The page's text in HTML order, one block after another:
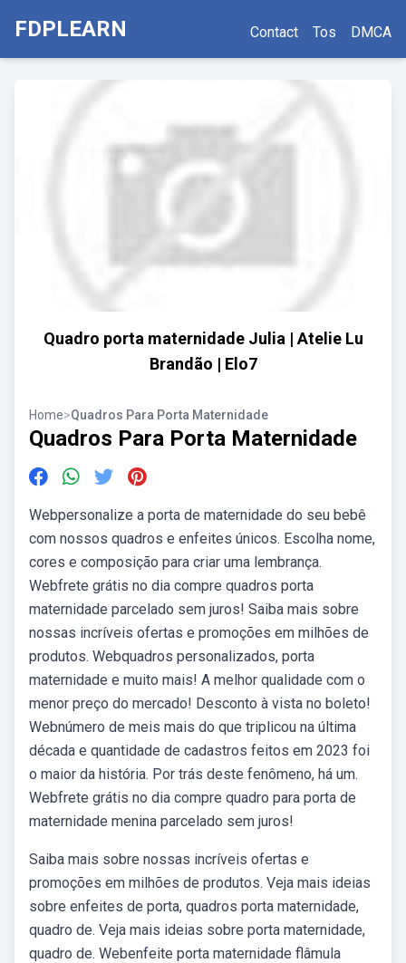
FDPLEARN Contact Tos DMCA
Quadro porta maternidade Julia | Atelie Lu
Brandão | Elo7
Home>Quadros Para Porta Maternidade
Quadros Para Porta Maternidade
Webpersonalize a porta de maternidade do seu bebê
com nossos quadros e enfeites únicos. Escolha nome,
cores e composição para criar uma lembrança.
Webfrete grátis no dia compre quadros porta
maternidade parcelado sem juros! Saiba mais sobre
nossas incríveis ofertas e promoções em milhões de
produtos. Webquadros personalizados, porta
maternidade e muito mais! A melhor qualidade com o
menor preço do mercado! Desconto à vista no boleto!
Webnúmero de meis mais do que triplicou na última
década e quantidade de cadastros feitos em 2023 foi
o maior da história. Por trás deste fenômeno, há um.
Webfrete grátis no dia compre quadro para porta de
maternidade menina parcelado sem juros!
Saiba mais sobre nossas incríveis ofertas e
promoções em milhões de produtos. Veja mais ideias
sobre enfeites de porta, quadros porta maternidade,
quadro de. Veja mais ideias sobre porta maternidade,
quadro de. Webenfeite porta maternidade flâmula